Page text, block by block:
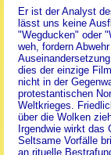
Er ist der Analyst
lässt uns keine
"Wegducken" oder
weh, fordern
dies der einzige
nicht in der
protestantischen
Weltkrieges.
über die Wolken
Irgendwie wirkt das
Seltsame Vorfälle
an rituelle